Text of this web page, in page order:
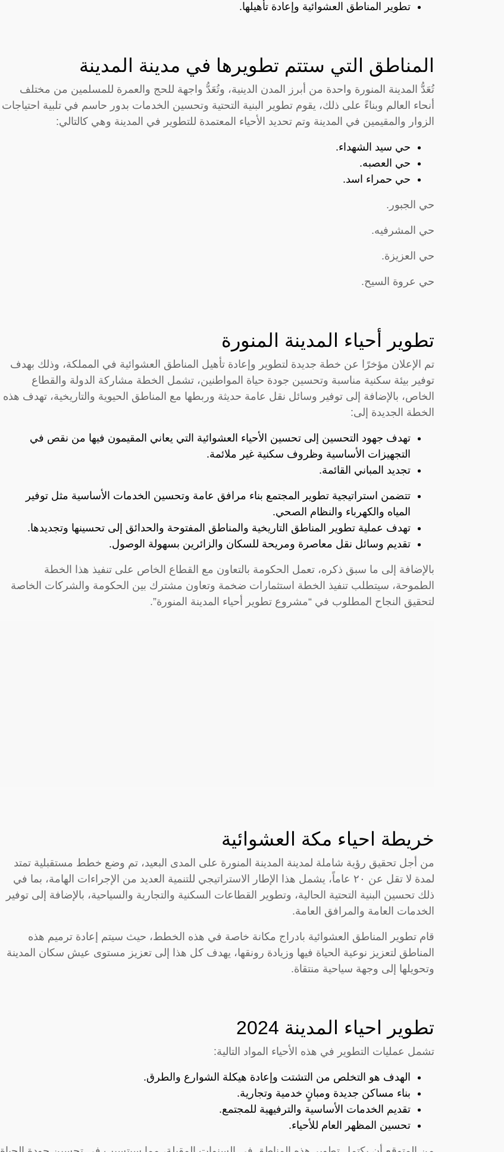
تطوير المناطق العشوائية وإعادة تأهيلها.
المناطق التي ستتم تطويرها في مدينة المدينة
تُعَدُّ المدينة المنورة واحدة من أبرز المدن الدينية، وتُعَدُّ واجهة للحج والعمرة للمسلمين من مختلف
أنحاء العالم وبناءً على ذلك، يقوم تطوير البنية التحتية وتحسين الخدمات بدور حاسم في تلبية احتياجات
الزوار والمقيمين في المدينة وتم تحديد الأحياء المعتمدة للتطوير في المدينة وهي كالتالي:
حي سيد الشهداء.
حي العصبه.
حي حمراء اسد.
حي الجبور.
حي المشرفيه.
حي العزيزة.
حي عروة السيح.
تطوير أحياء المدينة المنورة
تم الإعلان مؤخرًا عن خطة جديدة لتطوير وإعادة تأهيل المناطق العشوائية في المملكة، وذلك بهدف
توفير بيئة سكنية مناسبة وتحسين جودة حياة المواطنين، تشمل الخطة مشاركة الدولة والقطاع
الخاص، بالإضافة إلى توفير وسائل نقل عامة حديثة وربطها مع المناطق الحيوية والتاريخية، تهدف هذه
الخطة الجديدة إلى:
تهدف جهود التحسين إلى تحسين الأحياء العشوائية التي يعاني المقيمون فيها من نقص في
التجهيزات الأساسية وظروف سكنية غير ملائمة.
تجديد المباني القائمة.
تتضمن استراتيجية تطوير المجتمع بناء مرافق عامة وتحسين الخدمات الأساسية مثل توفير
المياه والكهرباء والنظام الصحي.
تهدف عملية تطوير المناطق التاريخية والمناطق المفتوحة والحدائق إلى تحسينها وتجديدها.
تقديم وسائل نقل معاصرة ومريحة للسكان والزائرين بسهولة الوصول.
بالإضافة إلى ما سبق ذكره، تعمل الحكومة بالتعاون مع القطاع الخاص على تنفيذ هذا الخطة
الطموحة، سيتطلب تنفيذ الخطة استثمارات ضخمة وتعاون مشترك بين الحكومة والشركات الخاصة
لتحقيق النجاح المطلوب في “مشروع تطوير أحياء المدينة المنورة”.
خريطة احياء مكة العشوائية
من أجل تحقيق رؤية شاملة لمدينة المدينة المنورة على المدى البعيد، تم وضع خطط مستقبلية تمتد
لمدة لا تقل عن ٢٠ عاماً، يشمل هذا الإطار الاستراتيجي للتنمية العديد من الإجراءات الهامة، بما في
ذلك تحسين البنية التحتية الحالية، وتطوير القطاعات السكنية والتجارية والسياحية، بالإضافة إلى توفير
الخدمات العامة والمرافق العامة.
قام تطوير المناطق العشوائية بادراج مكانة خاصة في هذه الخطط، حيث سيتم إعادة ترميم هذه
المناطق لتعزيز نوعية الحياة فيها وزيادة رونقها، يهدف كل هذا إلى تعزيز مستوى عيش سكان المدينة
وتحويلها إلى وجهة سياحية منتقاة.
تطوير احياء المدينة 2024
تشمل عمليات التطوير في هذه الأحياء المواد التالية:
الهدف هو التخلص من التشتت وإعادة هيكلة الشوارع والطرق.
بناء مساكن جديدة ومبانٍ خدمية وتجارية.
تقديم الخدمات الأساسية والترفيهية للمجتمع.
تحسين المظهر العام للأحياء.